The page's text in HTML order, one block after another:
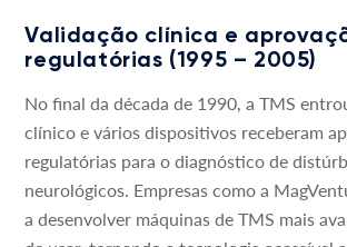
Validação clínica e
regulatórias (1995 – 2005)
No final da década de 1990, a TMS
clínico e vários dispositivos receberam
regulatórias para o diagnóstico de
neurológicos. Empresas como a
a desenvolver máquinas de TMS mais